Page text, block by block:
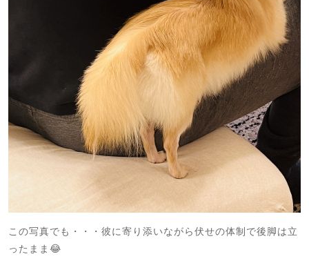
この写真でも・・・彼に寄り添いながら伏せの体制で後脚は立
ったまま😂